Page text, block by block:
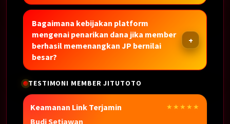
Bagaimana kebijakan platform
mengenai penarikan dana jika member
berhasil memenangkan JP bernilai
besar?
TESTIMONI MEMBER JITUTOTO
Keamanan Link Terjamin ★★★★★
Budi Setiawan